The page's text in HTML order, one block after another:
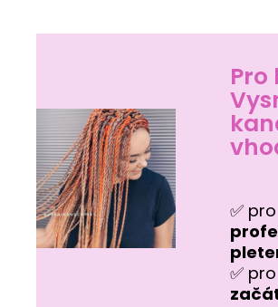
Pro
✅ pro
✅ pro